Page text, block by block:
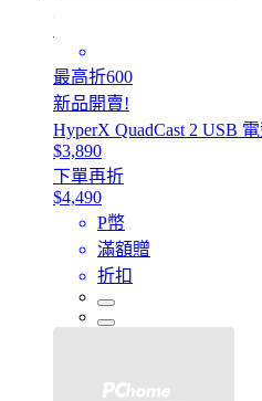
最高折600
新品開賣!
HyperX QuadCast 2 USB
$3,890
下單再折
$4,490
P幣
滿額贈
折扣